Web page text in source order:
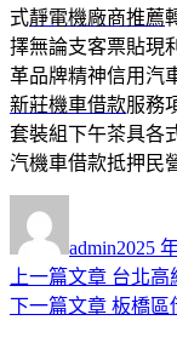
式靜電機廠商推薦
擇無論支客票貼現
革品牌精神信用汽
新莊機車借款服務
套裝組下午茶具各
汽機車借款抵押民
者
admin佈
日
期:
2025
文
章
上一篇文章 上
一
台北高
下一篇文章 下
板橋區